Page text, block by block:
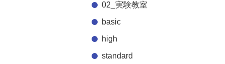
02_実験教室
basic
high
standard